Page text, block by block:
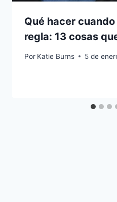
Qué hacer
regla: 13 cosas
Por Katie Burns 5 de